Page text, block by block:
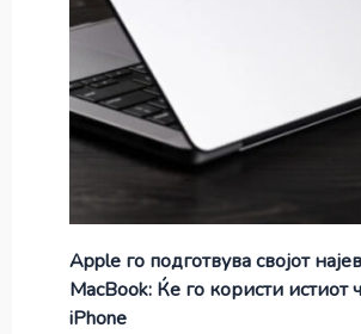
Apple го подготвува својот
MacBook: Ќе го користи истиот
iPhone